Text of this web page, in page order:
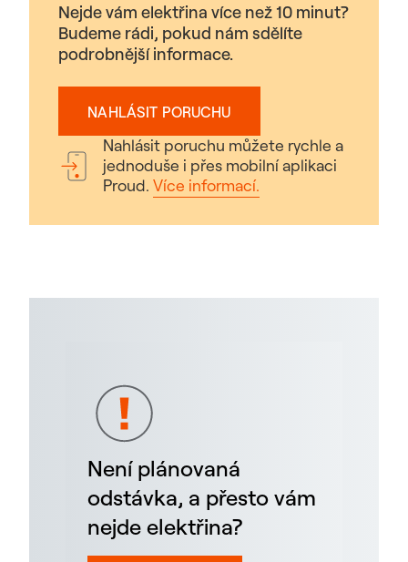
Nejde vám elektřina více než 10 minut?
Budeme rádi, pokud nám sdělíte
podrobnější informace.
NAHLÁSIT PORUCHU
Nahlásit poruchu můžete rychle a
jednoduše i přes mobilní aplikaci
Proud. Více informací.
Není plánovaná
odstávka, a přesto vám
nejde elektřina?